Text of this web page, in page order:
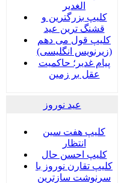
الغدیر
کلیپ بزرگترین و
قشنگ ترین عید
کلیپ قول می دهم
(زیرنویس انگلیسی)
پیام غدیر؛ حاکمیت
عقل بر زمین
عید نوروز
کلیپ هفت سین
انتظار
کلیپ احسن حال
کلیپ تقارن نوروز با
سرنوشت سازترین